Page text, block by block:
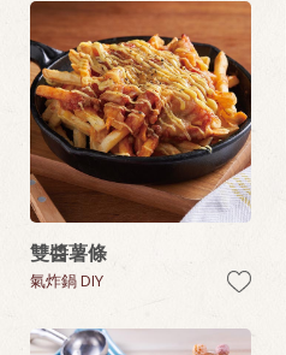
雙醬薯條
氣炸鍋 DIY